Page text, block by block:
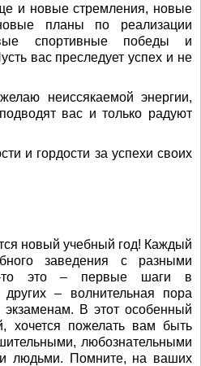
и новые стремления, новые
планы по реализации
спортивные победы и
вас преследует успех и не
неиссякаемой энергии,
вас и только радуют
и гордости за успехи своих
новый учебный год! Каждый
заведения с разными
то это – первые шаги в
– волнительная пора
экзаменам. В этот особенный
хочется пожелать вам быть
любознательными
людьми. Помните, на ваших